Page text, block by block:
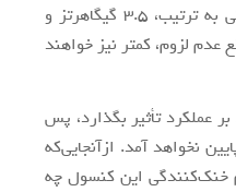
محدودیت‌هایی نیز دارد؛ نهایت سرعت کلاک پردازنده مرکزی و گرافیکی به ترتیب، 3.5 گیگاهرتز و
عدم لزوم، کمتر نیز خواهند
عملکرد تأثیر بگذارد، پس
نخواهد آمد. ازآنجایی‌که
این کنسول چه